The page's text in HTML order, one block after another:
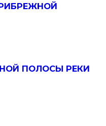
ПОЛОСЫ РЕКИ